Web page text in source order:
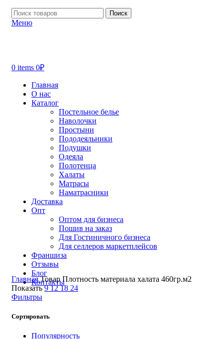
Поиск
Меню
0 items 0₽
Главная
О нас
Каталог
Постельное белье
Наволочки
Простыни
Пододеяльники
Подушки
Одеяла
Полотенца
Халаты
Матрасы
Наматрасники
Доставка
Опт
Оптом для бизнеса
Пошив на заказ
Для Гостиничного бизнеса
Для селлеров маркетплейсов
Франшиза
Отзывы
Блог
Контакты
ГлавнаяТовар Плотность материала халата 460гр.м2
Показать91218 24
Фильтры
Сортировать
Популярность